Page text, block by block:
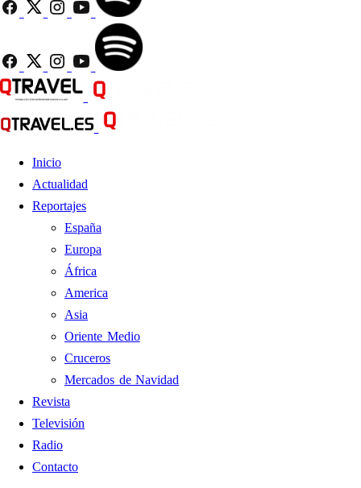
Inicio
Actualidad
Reportajes
España
Europa
África
America
Asia
Oriente Medio
Cruceros
Mercados de Navidad
Revista
Televisión
Radio
Contacto